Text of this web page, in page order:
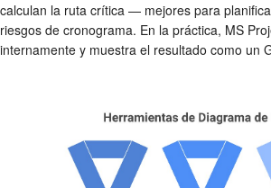
calculan la ruta crítica — mejores para
riesgos de cronograma. En la práctica, MS
internamente y muestra el resultado como un